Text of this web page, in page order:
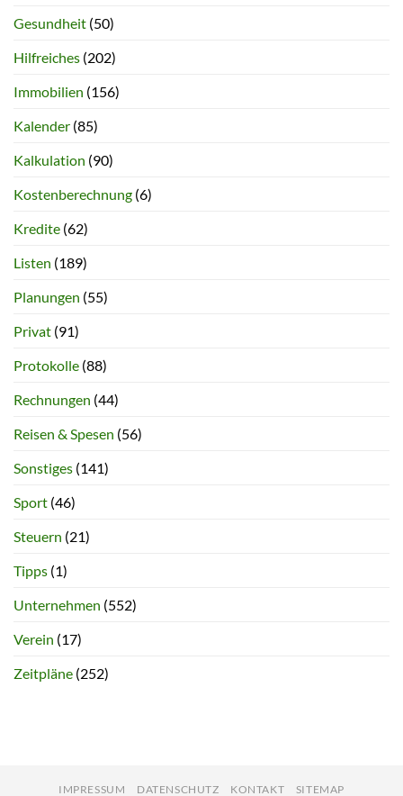
Gesundheit (50)
Hilfreiches (202)
Immobilien (156)
Kalender (85)
Kalkulation (90)
Kostenberechnung (6)
Kredite (62)
Listen (189)
Planungen (55)
Privat (91)
Protokolle (88)
Rechnungen (44)
Reisen & Spesen (56)
Sonstiges (141)
Sport (46)
Steuern (21)
Tipps (1)
Unternehmen (552)
Verein (17)
Zeitpläne (252)
IMPRESSUM DATENSCHUTZ KONTAKT SITEMAP